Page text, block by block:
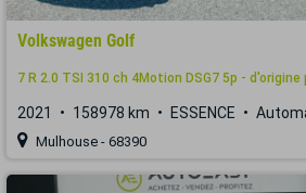
Volkswagen Golf
7 R 2.0 TSI 310 ch 4Motion DSG7 5p -
2021 158978 km ESSENCE
Mulhouse - 68390